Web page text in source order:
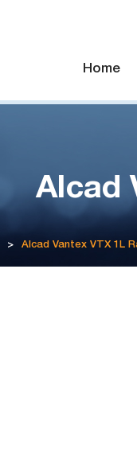
Home
Alcad
> Alcad Vantex VTX 1L